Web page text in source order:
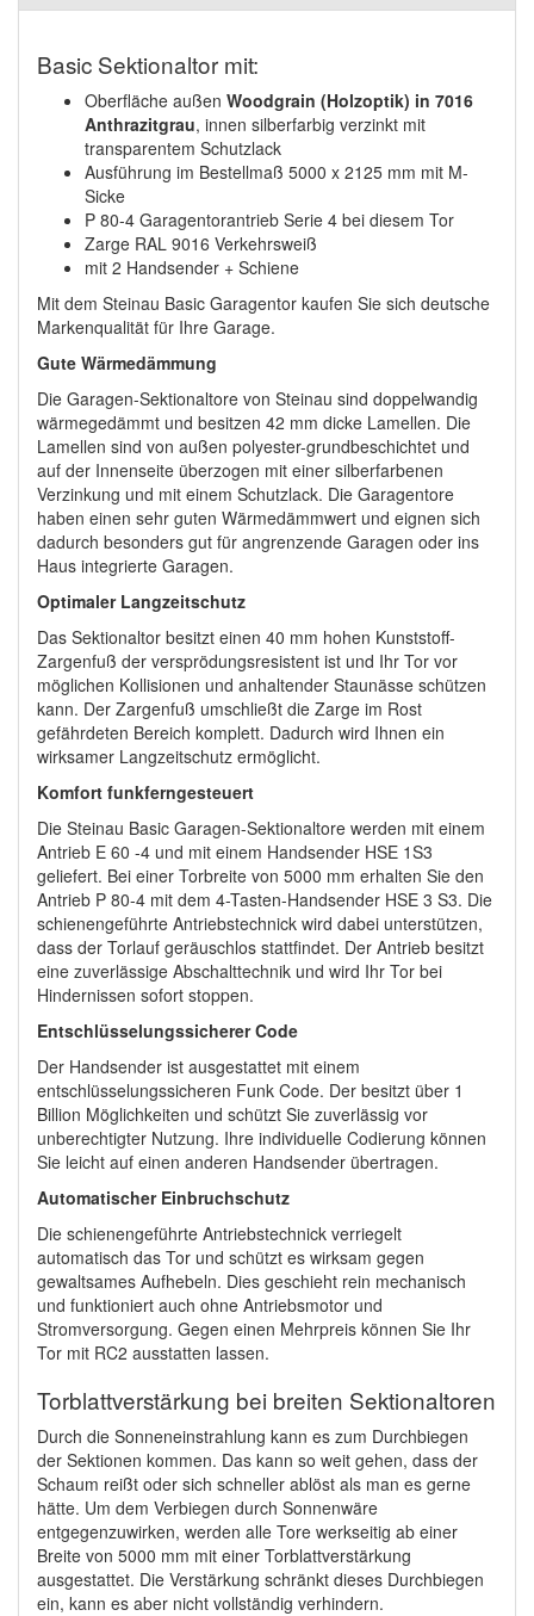
Basic Sektionaltor mit:
Oberfläche außen Woodgrain (Holzoptik) in 7016
Anthrazitgrau, innen silberfarbig verzinkt mit
transparentem Schutzlack
Ausführung im Bestellmaß 5000 x 2125 mm mit M-
Sicke
P 80-4 Garagentorantrieb Serie 4 bei diesem Tor
Zarge RAL 9016 Verkehrsweiß
mit 2 Handsender + Schiene
Mit dem Steinau Basic Garagentor kaufen Sie sich deutsche
Markenqualität für Ihre Garage.
Gute Wärmedämmung
Die Garagen-Sektionaltore von Steinau sind doppelwandig
wärmegedämmt und besitzen 42 mm dicke Lamellen. Die
Lamellen sind von außen polyester-grundbeschichtet und
auf der Innenseite überzogen mit einer silberfarbenen
Verzinkung und mit einem Schutzlack. Die Garagentore
haben einen sehr guten Wärmedämmwert und eignen sich
dadurch besonders gut für angrenzende Garagen oder ins
Haus integrierte Garagen.
Optimaler Langzeitschutz
Das Sektionaltor besitzt einen 40 mm hohen Kunststoff-
Zargenfuß der versprödungsresistent ist und Ihr Tor vor
möglichen Kollisionen und anhaltender Staunässe schützen
kann. Der Zargenfuß umschließt die Zarge im Rost
gefährdeten Bereich komplett. Dadurch wird Ihnen ein
wirksamer Langzeitschutz ermöglicht.
Komfort funkferngesteuert
Die Steinau Basic Garagen-Sektionaltore werden mit einem
Antrieb E 60 -4 und mit einem Handsender HSE 1S3
geliefert. Bei einer Torbreite von 5000 mm erhalten Sie den
Antrieb P 80-4 mit dem 4-Tasten-Handsender HSE 3 S3. Die
schienengeführte Antriebstechnick wird dabei unterstützen,
dass der Torlauf geräuschlos stattfindet. Der Antrieb besitzt
eine zuverlässige Abschalttechnik und wird Ihr Tor bei
Hindernissen sofort stoppen.
Entschlüsselungssicherer Code
Der Handsender ist ausgestattet mit einem
entschlüsselungssicheren Funk Code. Der besitzt über 1
Billion Möglichkeiten und schützt Sie zuverlässig vor
unberechtigter Nutzung. Ihre individuelle Codierung können
Sie leicht auf einen anderen Handsender übertragen.
Automatischer Einbruchschutz
Die schienengeführte Antriebstechnick verriegelt
automatisch das Tor und schützt es wirksam gegen
gewaltsames Aufhebeln. Dies geschieht rein mechanisch
und funktioniert auch ohne Antriebsmotor und
Stromversorgung. Gegen einen Mehrpreis können Sie Ihr
Tor mit RC2 ausstatten lassen.
Torblattverstärkung bei breiten Sektionaltoren
Durch die Sonneneinstrahlung kann es zum Durchbiegen
der Sektionen kommen. Das kann so weit gehen, dass der
Schaum reißt oder sich schneller ablöst als man es gerne
hätte. Um dem Verbiegen durch Sonnenwäre
entgegenzuwirken, werden alle Tore werkseitig ab einer
Breite von 5000 mm mit einer Torblattverstärkung
ausgestattet. Die Verstärkung schränkt dieses Durchbiegen
ein, kann es aber nicht vollständig verhindern.